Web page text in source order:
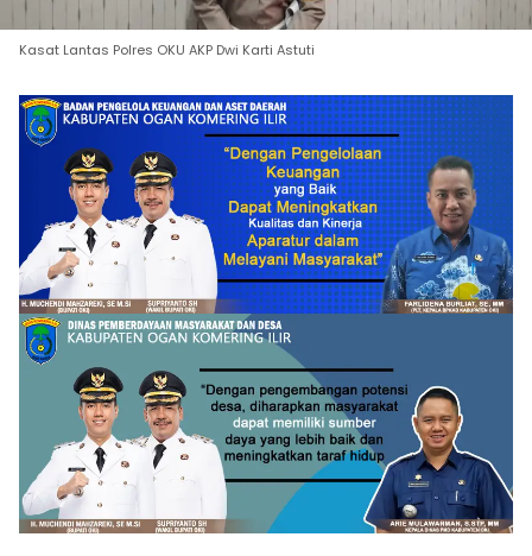
Kasat Lantas Polres OKU AKP Dwi Karti Astuti